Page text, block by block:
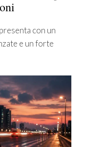
con un
e un forte